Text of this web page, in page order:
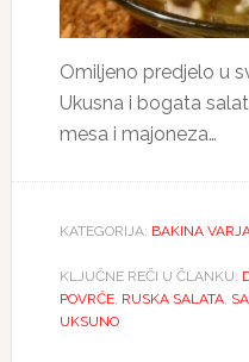
Omiljeno predjelo u
Ukusna i bogata
mesa i majoneza…
KATEGORIJA: BAKINA
KLJUČNE REČI U ČLANKU:
POVRĆE, RUSKA SALATA,
UKSUNO